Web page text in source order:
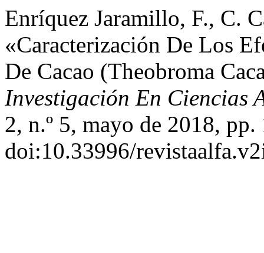
Enríquez Jaramillo, F., C.
«Caracterización De Los
De Cacao (Theobroma
Investigación En Ciencias
2, n.º 5, mayo de 2018,
doi:10.33996/